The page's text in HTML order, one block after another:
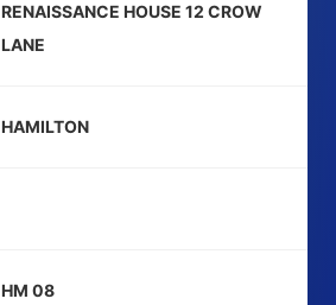
RENAISSANCE HOUSE 12 CROW
LANE
HAMILTON
HM 08